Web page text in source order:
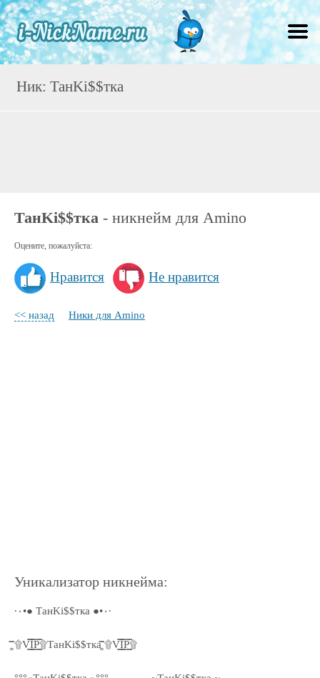
Ник: ТанKi$$тка
ТанKi$$тка - никнейм для Amino
Оцените, пожалуйста:
Нравится Не нравится
<< назад Ники для Amino
Уникализатор никнейма:
·٠•● ТанKi$$тка ●•٠·
۩͇̿V͇̿I͇̿P͇̿۩ТанKi$$тка ۩͇̿V͇̿I͇̿P͇̿۩